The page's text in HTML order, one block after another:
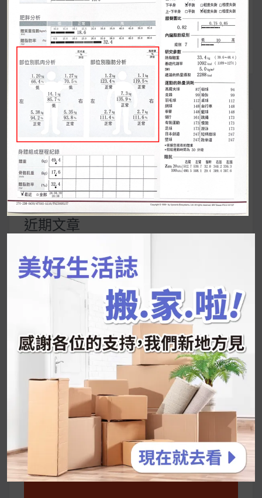
導
覽
InBody 看分析
UrMart 為你打造理想生活
搜
尋
關
鍵
字:
近期文章
韓國人為什麼不容易胖？
推的MZ Diet ！
好吃的蛋白點心還有好玩的運動小遊戲！今年過
年已經等不及帶這盒跟我的親戚、朋友們一起分
享～
2026 過年禮盒推薦｜五款百元健康伴手禮
停用猛健樂後會反彈嗎？作用解析＋停藥後體重
維持全攻略
公主營養師：飲食改變也是能快樂執行的！6 個
你一定要知道的技巧